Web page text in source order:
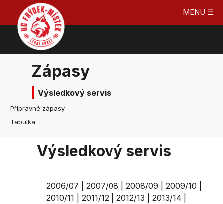
MENU ☰
Zápasy
Výsledkový servis
Přípravné zápasy
Tabulka
Výsledkový servis
2006/07 2007/08 2008/09 2009/10
2010/11
2011/12 2012/13 2013/14